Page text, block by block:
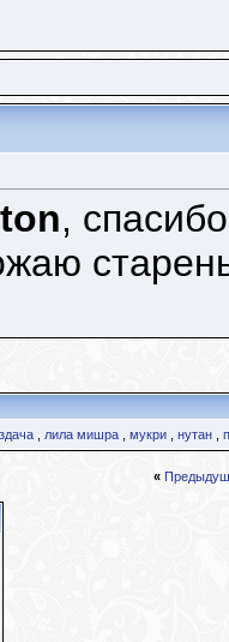
,
лила мишра мукри нутан
«